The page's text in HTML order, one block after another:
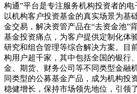
构通”平台是专注服务机构投资者的
以机构客户投资基金的真实场景为基
金交易，解决资管产品在“去资金池”
基金投资痛点，为客户提供定制化体
研究和组合管理等综合解决方案。目
构用户超千家，其中包括全国的银行
金、期货、财务公司等不同类型金融
同类型的公募基金产品，成为机构投
稳健增长，保持市场领先地位，引领